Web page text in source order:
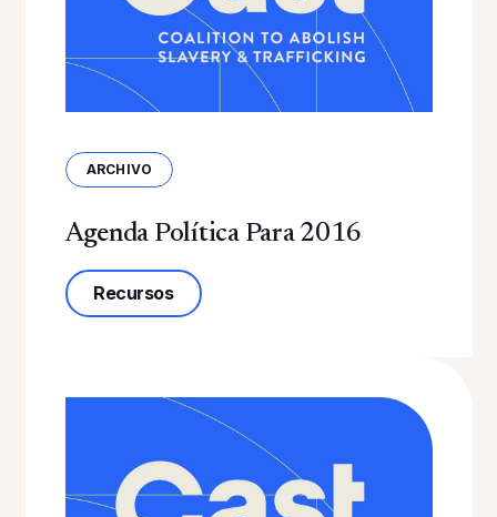
ARCHIVO
Agenda Política Para 2016
Recursossobre la Agenda Política 2016